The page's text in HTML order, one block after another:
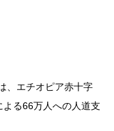
、エチオピア赤十字
る66万人への人道支